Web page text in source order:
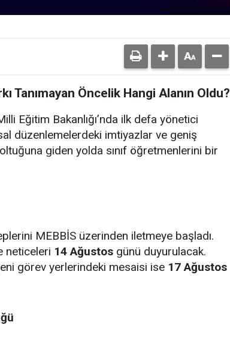
Tanımayan Öncelik Hangi Alanın Oldu?
Eğitim Bakanlığı’nda ilk defa yönetici
düzenlemelerdeki imtiyazlar ve geniş
giden yolda sınıf öğretmenlerini bir
MEBBİS üzerinden iletmeye başladı.
neticeleri 14 Ağustos günü duyurulacak.
görev yerlerindeki mesaisi ise 17 Ağustos